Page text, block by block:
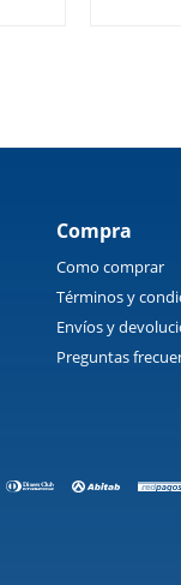
Compra
Como comprar
Términos y
Envíos y
Preguntas